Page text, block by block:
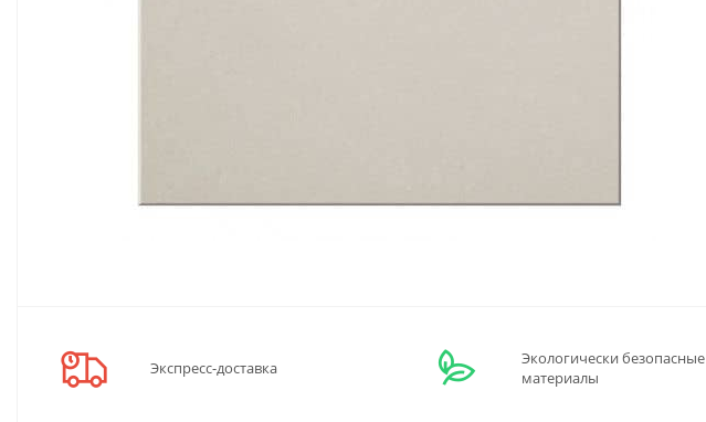
Экспресс-доставка
Экологически безопасные
материалы